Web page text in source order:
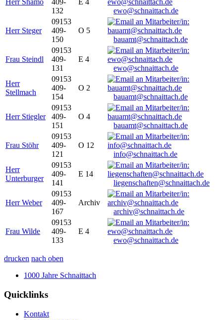
Herr Shamo
409-
132
E 4
ewo@schnaittach.de
Herr Steger
09153
409-
150
O 5
bauamt@schnaittach.de
Frau Steindl
09153
409-
131
E 4
ewo@schnaittach.de
Herr
Stellmach
09153
409-
154
O 2
bauamt@schnaittach.de
Herr Stiegler
09153
409-
151
O 4
bauamt@schnaittach.de
Frau Stöhr
09153
409-
121
O 12
info@schnaittach.de
Herr
Unterburger
09153
409-
141
E 14
liegenschaften@schnaittach.de
Herr Weber
09153
409-
167
Archiv
archiv@schnaittach.de
Frau Wilde
09153
409-
133
E 4
ewo@schnaittach.de
drucken nach oben
1000 Jahre Schnaittach
Quicklinks
Kontakt